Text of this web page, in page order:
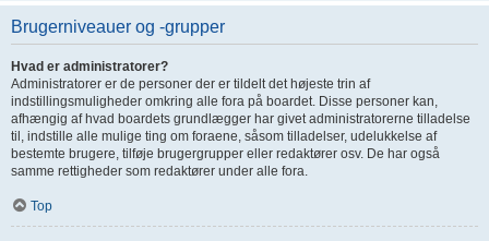
Brugerniveauer og -grupper
Hvad er administratorer?
Administratorer er de personer der er tildelt det højeste trin af
indstillingsmuligheder omkring alle fora på boardet. Disse personer kan,
afhængig af hvad boardets grundlægger har givet administratorerne tilladelse
til, indstille alle mulige ting om foraene, såsom tilladelser, udelukkelse af
bestemte brugere, tilføje brugergrupper eller redaktører osv. De har også
samme rettigheder som redaktører under alle fora.
Top